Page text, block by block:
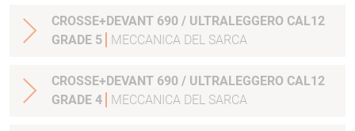
CROSSE+DEVANT 690 / ULTRALEGGERO CAL12
GRADE 5
MECCANICA DEL SARCA
CROSSE+DEVANT 690 / ULTRALEGGERO CAL12
GRADE 4
MECCANICA DEL SARCA